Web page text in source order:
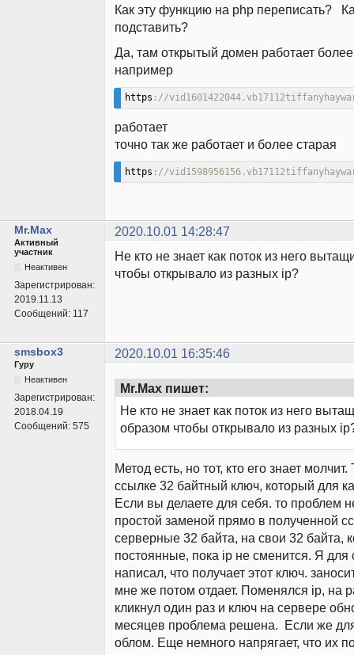
Как эту функцию на php переписать?
подставить?
Да, там открытый домен работает более
например
https ://
работает
точно так же работает и более старая
https ://
Mr.Max 2020.10.01 14:28:47
Активный
участник
Неактивен
Зарегистрирован:
2019.11.13
Сообщений: 117
Не кто не знает как поток из него
чтобы открывало из разных ip?
smsbox3 2020.10.01 16:35:46
Гуру
Неактивен
Зарегистрирован:
2018.04.19
Сообщений: 575
Mr.Max пишет:
Не кто не знает как поток из него
образом чтобы открывало из разных
Метод есть, но тот, кто его знает
ссылке 32 байтный ключ, который для
Если вы делаете для себя. то проблем
простой заменой прямо в полученной
серверные 32 байта, на свои 32 байта,
постоянные, пока ip не сменится. Я для
написал, что получает этот ключ.
мне же потом отдает. Поменялся ip, на
кликнул один раз и ключ на сервере
месяцев проблема решена. Если же
облом. Еще немного напрягает, что их